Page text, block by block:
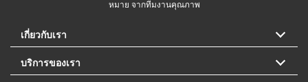
หมาย จากทีมงานคุณภาพ
เกี่ยวกับเรา
บริการของเรา